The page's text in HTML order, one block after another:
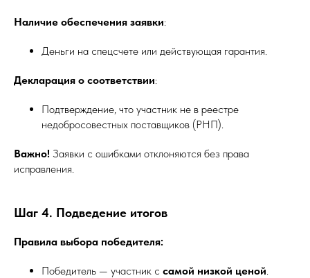
Наличие обеспечения заявки:
Деньги на спецсчете или действующая гарантия.
Декларация о соответствии:
Подтверждение, что участник не в реестре
недобросовестных поставщиков (РНП).
Важно! Заявки с ошибками отклоняются без права
исправления.
Шаг 4. Подведение итогов
Правила выбора победителя:
Победитель — участник с самой низкой ценой